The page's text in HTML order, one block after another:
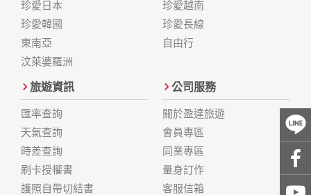
珍愛日本
珍愛韓國
東南亞
汶萊婆羅洲
珍愛越南
珍愛長線
自由行
旅遊資訊
匯率查詢
天氣查詢
時差查詢
刷卡授權書
護照自帶切結書
公司服務
關於盈達旅遊
會員專區
同業專區
量身訂作
客服信箱